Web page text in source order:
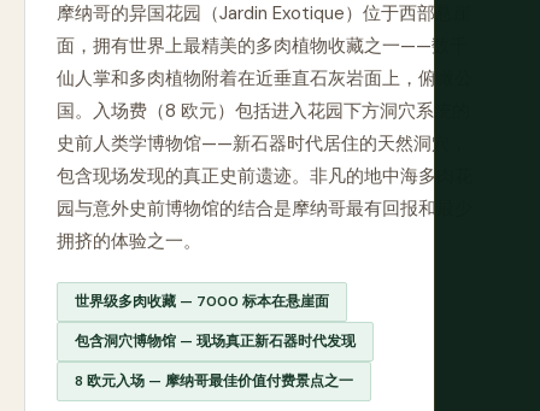
摩纳哥的异国花园（Jardin Exotique）位于西部悬崖
面，拥有世界上最精美的多肉植物收藏之一——数千
仙人掌和多肉植物附着在近垂直石灰岩面上，俯瞰公
国。入场费（8 欧元）包括进入花园下方洞穴系统的
史前人类学博物馆——新石器时代居住的天然洞穴，
包含现场发现的真正史前遗迹。非凡的地中海多肉花
园与意外史前博物馆的结合是摩纳哥最有回报和最少
拥挤的体验之一。
世界级多肉收藏 — 7000 标本在悬崖面
包含洞穴博物馆 — 现场真正新石器时代发现
8 欧元入场 — 摩纳哥最佳价值付费景点之一